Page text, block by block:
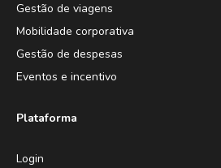
Gestão de viagens
Mobilidade corporativa
Gestão de despesas
Eventos e incentivo
Plataforma
Login